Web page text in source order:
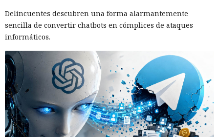
Delincuentes descubren una forma alarmantemente
sencilla de convertir chatbots en cómplices de ataques
informáticos.